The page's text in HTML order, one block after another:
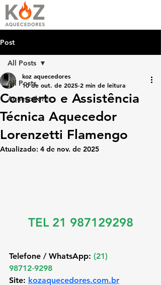
Post
All Posts
Aquecedores
All Posts
Conserto e Assistência
Técnica Aquecedor
Lorenzetti Flamengo
koz aquecedores
10 de out. de 2025 2 min de leitura
Atualizado: 4 de nov. de 2025
TEL 21 987129298
Telefone / WhatsApp: (21)
98712‑9298
Site: kozaquecedores.com.br